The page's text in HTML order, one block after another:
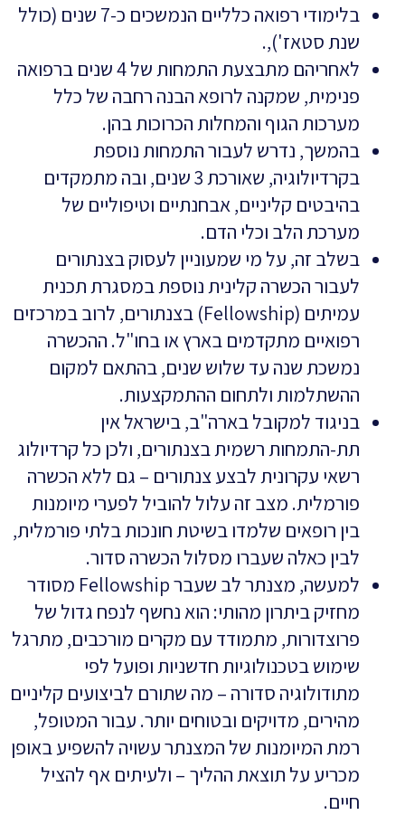
בלימודי רפואה כלליים הנמשכים כ-7 שנים (כולל
שנת סטאז'),.
לאחריהם מתבצעת התמחות של 4 שנים ברפואה
פנימית, שמקנה לרופא הבנה רחבה של כלל
מערכות הגוף והמחלות הכרוכות בהן.
בהמשך, נדרש לעבור התמחות נוספת
בקרדיולוגיה, שאורכת 3 שנים, ובה מתמקדים
בהיבטים קליניים, אבחנתיים וטיפוליים של
מערכת הלב וכלי הדם.
בשלב זה, על מי שמעוניין לעסוק בצנתורים
לעבור הכשרה קלינית נוספת במסגרת תכנית
עמיתים (Fellowship) בצנתורים, לרוב במרכזים
רפואיים מתקדמים בארץ או בחו"ל. ההכשרה
נמשכת שנה עד שלוש שנים, בהתאם למקום
ההשתלמות ולתחום ההתמקצעות.
בניגוד למקובל בארה"ב, בישראל אין
תת-התמחות רשמית בצנתורים, ולכן כל קרדיולוג
רשאי עקרונית לבצע צנתורים – גם ללא הכשרה
פורמלית. מצב זה עלול להוביל לפערי מיומנות
בין רופאים שלמדו בשיטת חונכות בלתי פורמלית,
לבין כאלה שעברו מסלול הכשרה סדור.
למעשה, מצנתר לב שעבר Fellowship מסודר
מחזיק ביתרון מהותי: הוא נחשף לנפח גדול של
פרוצדורות, מתמודד עם מקרים מורכבים, מתרגל
שימוש בטכנולוגיות חדשניות ופועל לפי
מתודולוגיה סדורה – מה שתורם לביצועים קליניים
מהירים, מדויקים ובטוחים יותר. עבור המטופל,
רמת המיומנות של המצנתר עשויה להשפיע באופן
מכריע על תוצאת ההליך – ולעיתים אף להציל
חיים.